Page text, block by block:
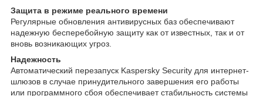
Защита в режиме реального времени
Регулярные обновления антивирусных баз обеспечивают
надежную бесперебойную защиту как от известных, так и от
вновь возникающих угроз.
Надежность
Автоматический перезапуск Kaspersky Security для интернет-
шлюзов в случае принудительного завершения его работы
или программного сбоя обеспечивает стабильность системы